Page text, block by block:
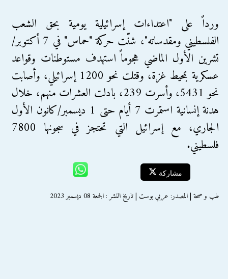
ورداً على "اعتداءات إسرائيلية يومية بحق الشعب
الفلسطيني ومقدساته"، شنّت حركة "حماس" في 7 أكتوبر/
تشرين الأول الماضي هجوماً استهدف مستوطنات وقواعد
عسكرية بمحيط غزة، وقتلت نحو 1200 إسرائيلي، وأصابت
نحو 5431، وأسرت 239، بادلت العشرات منهم، خلال
هدنة إنسانية استمرت 7 أيام حتى 1 ديسمبر/كانون الأول
الجاري، مع إسرائيل التي تحتجز في سجونها 7800
فلسطيني.
مشاركة
طب و صحة | المصدر: عربي بوست | تاريخ النشر : الجمعة 08 ديسمبر 2023